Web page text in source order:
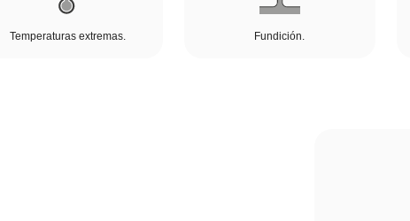
Temperaturas extremas. Fundición.